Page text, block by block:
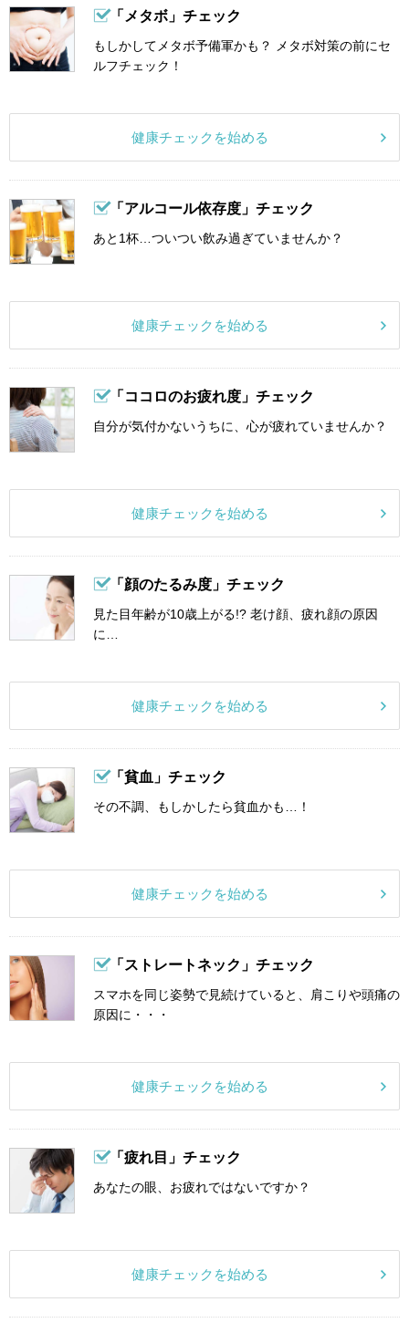
「メタボ」チェック
もしかしてメタボ予備軍かも？ メタボ対策の前にセ
ルフチェック！
健康チェックを始める
「アルコール依存度」チェック
あと1杯…ついつい飲み過ぎていませんか？
健康チェックを始める
「ココロのお疲れ度」チェック
自分が気付かないうちに、心が疲れていませんか？
健康チェックを始める
「顔のたるみ度」チェック
見た目年齢が10歳上がる!? 老け顔、疲れ顔の原因
に…
健康チェックを始める
「貧血」チェック
その不調、もしかしたら貧血かも…！
健康チェックを始める
「ストレートネック」チェック
スマホを同じ姿勢で見続けていると、肩こりや頭痛の
原因に・・・
健康チェックを始める
「疲れ目」チェック
あなたの眼、お疲れではないですか？
健康チェックを始める